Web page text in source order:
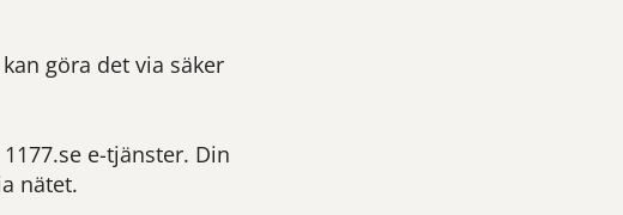
göra det via säker
e-tjänster. Din
nätet.